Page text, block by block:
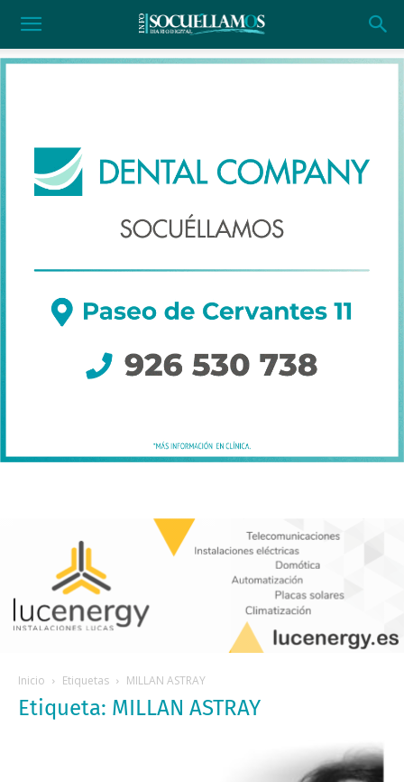
Inicio Etiquetas MILLAN ASTRAY
Etiqueta: MILLAN ASTRAY